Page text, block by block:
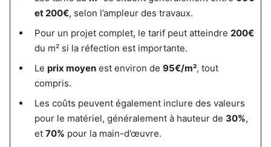
et 200€, selon l’ampleur des travaux.
Pour un projet complet, le tarif peut atteindre 200€
du m² si la réfection est importante.
Le prix moyenest environ de 95€/m², tout
compris.
Les coûts peuvent également inclure des valeurs
pour le matériel, généralement à hauteur de 30%,
et 70% pour la main-d’œuvre.